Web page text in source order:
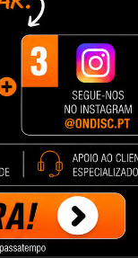
Scanner 3D Creality CR-
Scan Ferret SE
240,67 €
+ Adicionar